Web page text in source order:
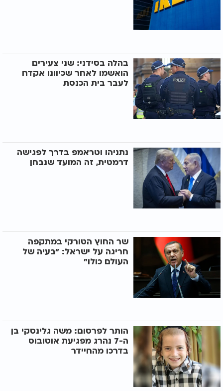
בהלה בסידני: שני צעירים
הואשמו לאחר שכיוונו אקדח
לעבר בית הכנסת
נתניהו וטראמפ בדרך לפגישה
דרמטית, זה המועד שנבחן
שר החוץ הטורקי במתקפה
חריגה על ישראל: "בעיה של
העולם כולו"
הותר לפרסום: משה גלינסקי בן
ה-7 נהרג מפגיעת אוטובוס
בדרכו מהחיידר